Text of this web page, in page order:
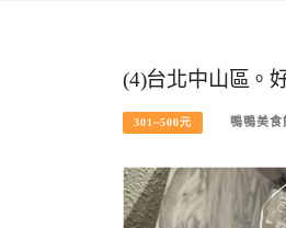
(4)台北中山區。
301~500元 鴨鴨美食